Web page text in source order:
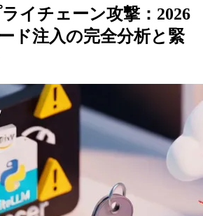
イチェーン攻撃：2026
ド注入の完全分析と緊